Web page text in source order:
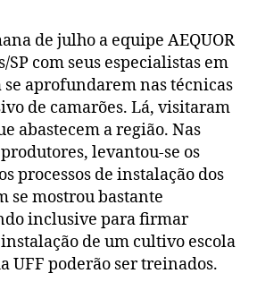
de julho a equipe AEQUOR
com seus especialistas em
aprofundarem nas técnicas
de camarões. Lá, visitaram
abastecem a região. Nas
levantou-se os
processos de instalação dos
se mostrou bastante
inclusive para firmar
de um cultivo escola
UFF poderão ser treinados.